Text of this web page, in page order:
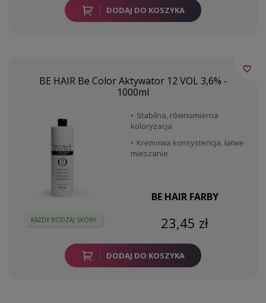
DODAJ DO KOSZYKA
BE HAIR Be Color Aktywator 12 VOL 3,6% -
1000ml
KAŻDY RODZAJ SKÓRY
Stabilna, równomierna
koloryzacja
Kremowa konsystencja, łatwe
mieszanie
BE HAIR FARBY
23,45 zł
DODAJ DO KOSZYKA
favorite_border